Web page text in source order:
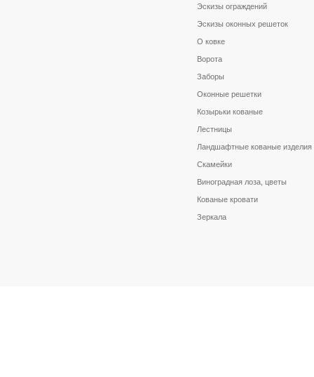
Эскизы ограждений
Эскизы оконных решеток
О ковке
Ворота
Заборы
Оконные решетки
Козырьки кованые
Лестницы
Ландшафтные кованые изделия
Скамейки
Виноградная лоза, цветы
Кованые кровати
Зеркала